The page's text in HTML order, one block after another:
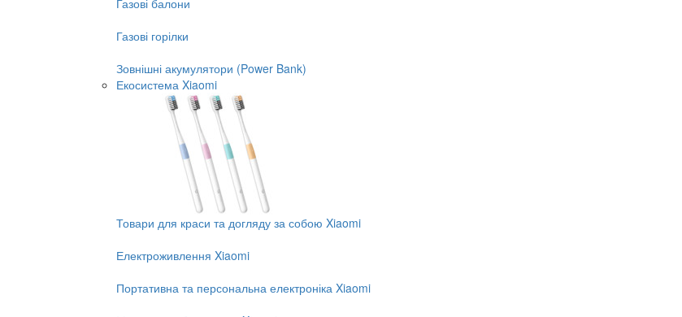
Газові балони
Газові горілки
Зовнішні акумулятори (Power Bank)
Екосистема Xiaomi
Товари для краси та догляду за собою Xiaomi
Електроживлення Xiaomi
Портативна та персональна електроніка Xiaomi